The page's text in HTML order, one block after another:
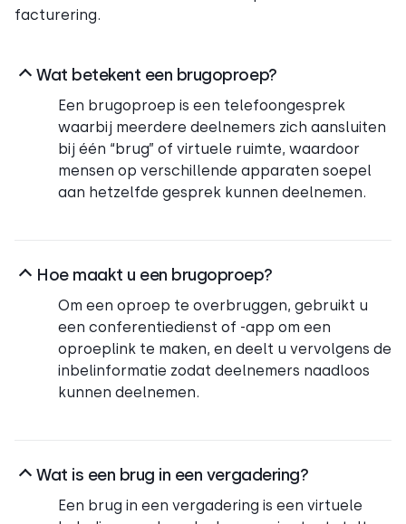
facturering.
Wat betekent een brugoproep?
Een brugoproep is een telefoongesprek
waarbij meerdere deelnemers zich aansluiten
bij één “brug” of virtuele ruimte, waardoor
mensen op verschillende apparaten soepel
aan hetzelfde gesprek kunnen deelnemen.
Hoe maakt u een brugoproep?
Om een oproep te overbruggen, gebruikt u
een conferentiedienst of -app om een
oproeplink te maken, en deelt u vervolgens de
inbelinformatie zodat deelnemers naadloos
kunnen deelnemen.
Wat is een brug in een vergadering?
Een brug in een vergadering is een virtuele